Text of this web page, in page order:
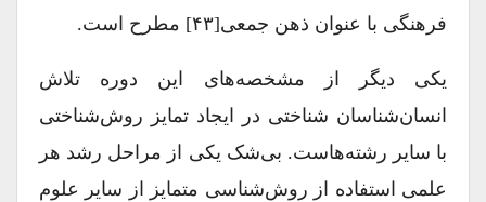
فرهنگی با عنوان ذهن جمعی[۴۳] مطرح است.
یکی دیگر از مشخصه‌های این دوره تلاش
انسان‌شناسان شناختی در ایجاد تمایز روش‌شناختی
با سایر رشته‌هاست. بی‌شک یکی از مراحل رشد هر
علمی استفاده از روش‌شناسی متمایز از سایر علوم